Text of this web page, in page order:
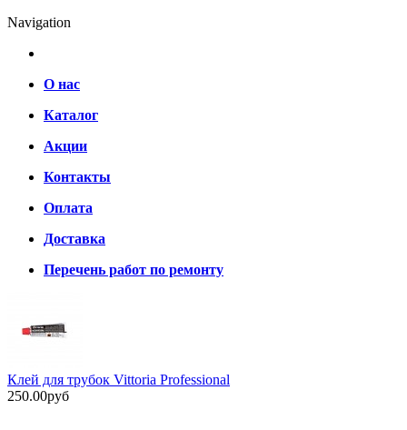
Navigation
О нас
Каталог
Акции
Контакты
Оплата
Доставка
Перечень работ по ремонту
Клей для трубок Vittoria Professional
250.00руб